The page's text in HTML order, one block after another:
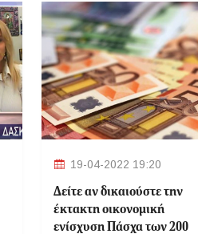
19-04-2022 19:20
Δείτε αν δικαιούστε την
έκτακτη οικονομική
ενίσχυση Πάσχα των 200